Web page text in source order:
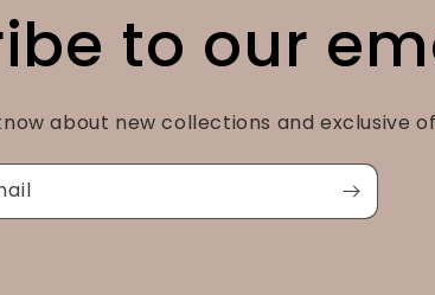
to our
about new collections and exclusive